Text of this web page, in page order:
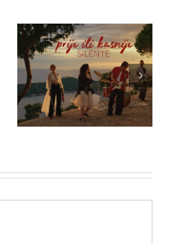
Silente objavio novi
singl “Prije ili kasnije”